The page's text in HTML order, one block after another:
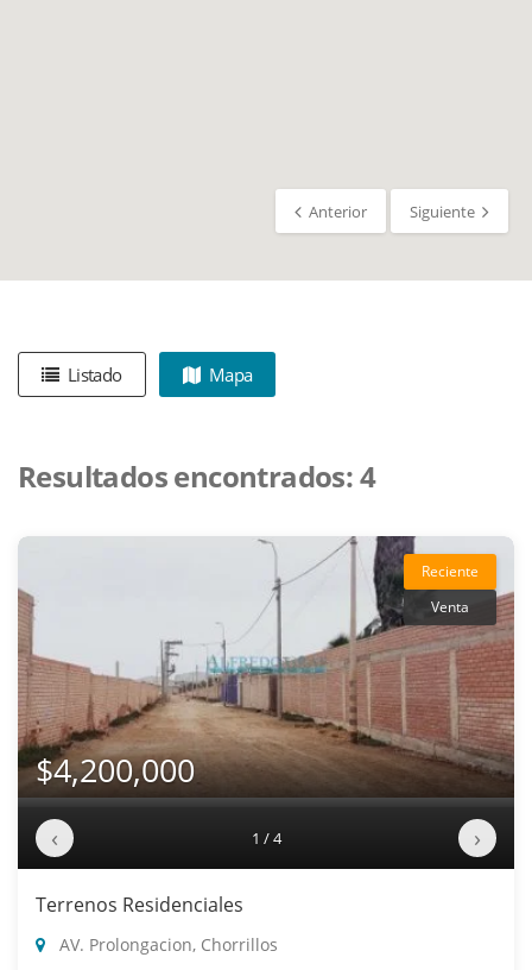
Anterior Siguiente
Listado Mapa
Resultados encontrados:4
Reciente
Venta
$4,200,000
‹ 1 / 4 ›
Terrenos Residenciales
AV. Prolongacion, Chorrillos